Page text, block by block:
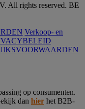
All rights reserved. BE
Verkoop- en
op consumenten.
dan hier het B2B-